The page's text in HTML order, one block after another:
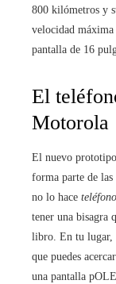
800 kilómetros y
velocidad
pantalla de 16
El
Motorola
El nuevo
forma parte de
no lo hace
tener una bisagra
libro. En tu lugar,
que puedes
una pantalla